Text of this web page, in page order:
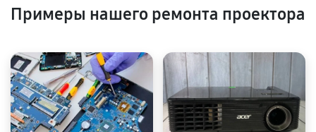
Примеры нашего ремонта проектора